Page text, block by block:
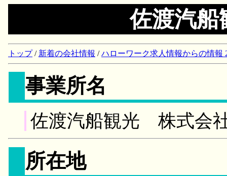
佐渡汽
トップ/ 新着の会社情報 /ハローワーク求人情報からの情報
事業所名
佐渡汽船観光 株式会
所在地